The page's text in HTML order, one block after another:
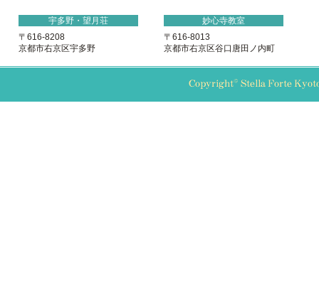
宇多野・望月荘
〒616-8208
京都市右京区宇多野
妙心寺教室
〒616-8013
京都市右京区谷口唐田ノ内町